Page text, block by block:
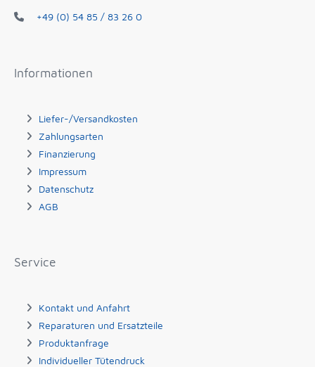
+49 (0) 54 85 / 83 26 0
Informationen
Liefer-/Versandkosten
Zahlungsarten
Finanzierung
Impressum
Datenschutz
AGB
Service
Kontakt und Anfahrt
Reparaturen und Ersatzteile
Produktanfrage
Individueller Tütendruck